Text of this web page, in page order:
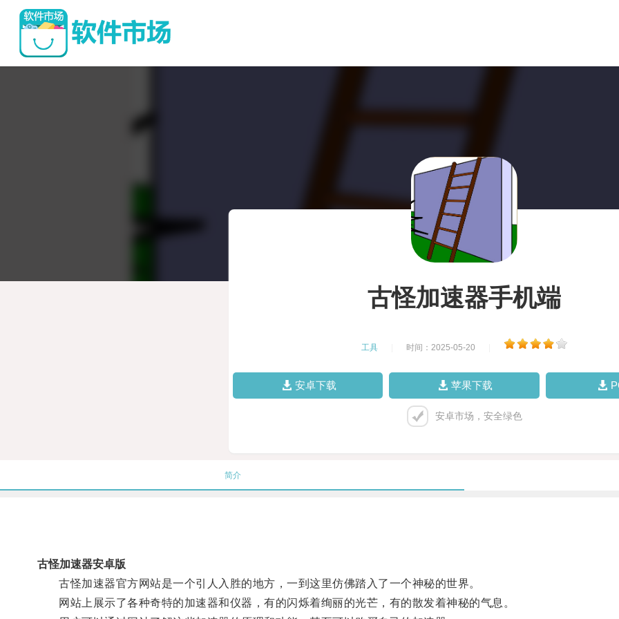
古怪加速器手机端
工具 时间：2025-05-20
安卓下载 苹果下载
安卓市场，安全绿色
简介
古怪加速器安卓版
古怪加速器官方网站是一个引人入胜的地方，一到这里仿佛踏入了一个神秘的世界。
网站上展示了各种奇特的加速器和仪器，有的闪烁着绚丽的光芒，有的散发着神秘的气息。